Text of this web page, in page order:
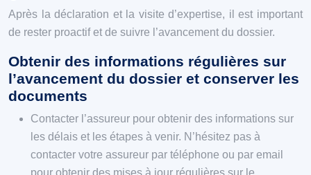
Après la déclaration et la visite d’expertise, il est important
de rester proactif et de suivre l’avancement du dossier.
Obtenir des informations régulières sur
l’avancement du dossier et conserver les
documents
Contacter l’assureur pour obtenir des informations sur
les délais et les étapes à venir. N’hésitez pas à
contacter votre assureur par téléphone ou par email
pour obtenir des mises à jour régulières sur le